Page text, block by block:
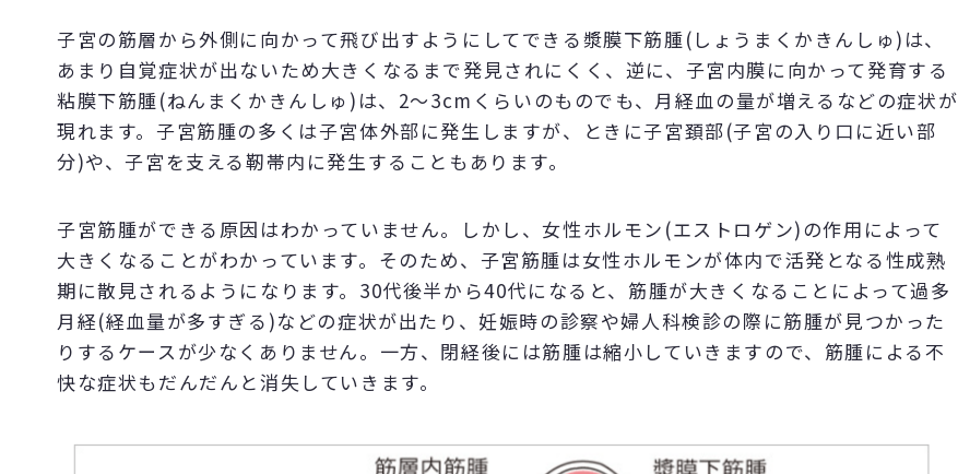
子宮の筋層から外側に向かって飛び出すようにしてできる漿膜下筋腫(しょうまくかきんしゅ)は、
あまり自覚症状が出ないため大きくなるまで発見されにくく、逆に、子宮内膜に向かって発育する
粘膜下筋腫(ねんまくかきんしゅ)は、2～3cmくらいのものでも、月経血の量が増えるなどの症状が
現れます。子宮筋腫の多くは子宮体外部に発生しますが、ときに子宮頚部(子宮の入り口に近い部
分)や、子宮を支える靭帯内に発生することもあります。
子宮筋腫ができる原因はわかっていません。しかし、女性ホルモン(エストロゲン)の作用によって
大きくなることがわかっています。そのため、子宮筋腫は女性ホルモンが体内で活発となる性成熟
期に散見されるようになります。30代後半から40代になると、筋腫が大きくなることによって過多
月経(経血量が多すぎる)などの症状が出たり、妊娠時の診察や婦人科検診の際に筋腫が見つかった
りするケースが少なくありません。一方、閉経後には筋腫は縮小していきますので、筋腫による不
快な症状もだんだんと消失していきます。